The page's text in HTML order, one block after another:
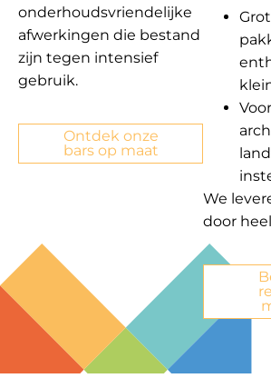
onderhoudsvriendelijke
afwerkingen die bestand
zijn tegen intensief
gebruik.
Ontdek onze
bars op maat
We
door